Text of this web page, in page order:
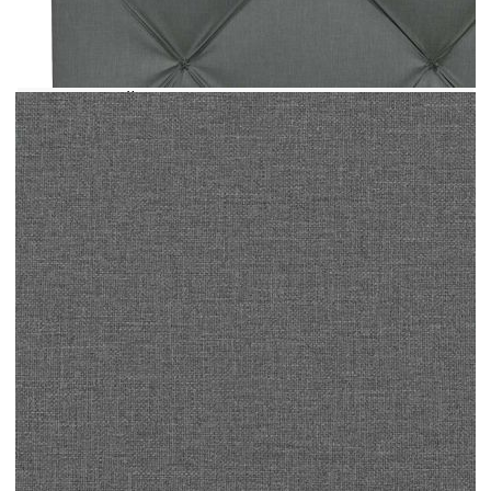
придава на рамката на леглото ви завършен вид
и подхожда на всяка спалня. Мек и издръжлив
материал: Полиестерната тъкан предлага
комбинация от мекота, дишане и издръжливост,
гарантирайки ви да изпитате максимален
комфорт и уют.Отлична опора: Възглавницата
за табла е с пълнеж от PP влакна за
изключително мек и оптимален комфорт,
осигурявайки ви отлична опора за гърба, докато
седите в леглото, за да четете или гледате
телевизия.Удобен дизайн: Възглавницата за
табла за глава има цип за лесен монтаж, а
закопчалките с кукички на гърба могат да се
използват за закрепване на LED
светлините.Гъвкава инсталация: Възглавницата
за табла за легло може да се окачи на стената с
включените каишки, така че да пасне на всеки
стил легло. Можете също да я използвате с
таблата на извитата рамка за легло в нашия
магазин – просто свалете оригиналната
платнена покривка от таблата и я покрийте с
тази възглавница за глава и тогава ще имате
удобна табла!Класическа красота: Диамантените
блокове с точки добавят към класическата